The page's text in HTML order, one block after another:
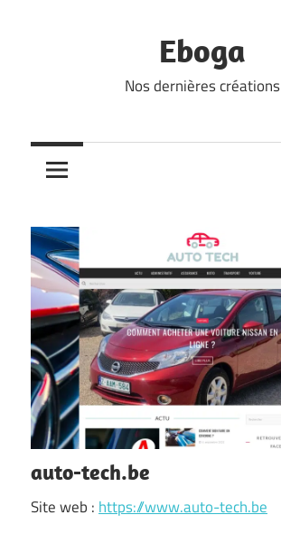
Eboga
Nos dernières créations
auto-tech.be
Site web : https://www.auto-tech.be